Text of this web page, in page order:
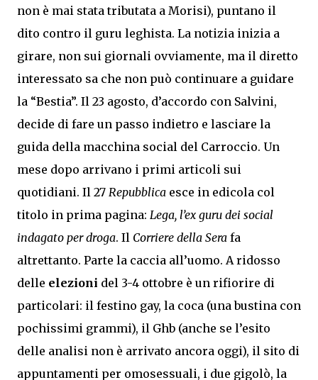
non è mai stata tributata a Morisi), puntano il
dito contro il guru leghista. La notizia inizia a
girare, non sui giornali ovviamente, ma il diretto
interessato sa che non può continuare a guidare
la “Bestia”. Il 23 agosto, d’accordo con Salvini,
decide di fare un passo indietro e lasciare la
guida della macchina social del Carroccio. Un
mese dopo arrivano i primi articoli sui
quotidiani. Il 27 Repubblica esce in edicola col
titolo in prima pagina: Lega, l’ex guru dei social
indagato per droga. Il Corriere della Sera fa
altrettanto. Parte la caccia all’uomo. A ridosso
delle elezioni del 3-4 ottobre è un rifiorire di
particolari: il festino gay, la coca (una bustina con
pochissimi grammi), il Ghb (anche se l’esito
delle analisi non è arrivato ancora oggi), il sito di
appuntamenti per omosessuali, i due gigolò, la